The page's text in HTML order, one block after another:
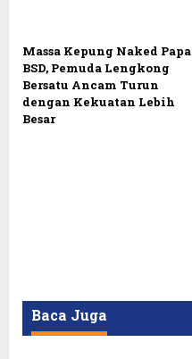
Massa Kepung Naked Papa
BSD, Pemuda Lengkong
Bersatu Ancam Turun
dengan Kekuatan Lebih
Besar
Baca Juga